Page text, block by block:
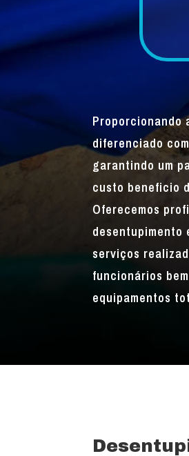
Proporcionando
diferenciado
garantindo um
custo beneficio
Oferecemos
desentupimento
serviços
funcionários
equipamentos